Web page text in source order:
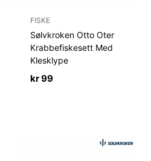
FISKE
Sølvkroken Otto Oter
Krabbefiskesett Med
Klesklype
kr99